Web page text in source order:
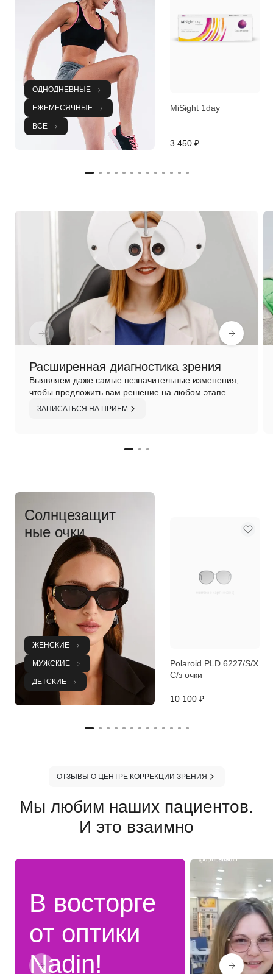
ОДНОДНЕВНЫЕ
ЕЖЕМЕСЯЧНЫЕ
ВСЕ
MiSight 1day
3 450 ₽
Расширенная диагностика зрения
Выявляем даже самые незначительные изменения,
чтобы предложить вам решение на любом этапе.
ЗАПИСАТЬСЯ НА ПРИЕМ
Солнцезащит
ные очки
ЖЕНСКИЕ
МУЖСКИЕ
ДЕТСКИЕ
Polaroid PLD 6227/S/X
C/з очки
10 100 ₽
ОТЗЫВЫ О ЦЕНТРЕ КОРРЕКЦИИ ЗРЕНИЯ
Мы любим наших пациентов.
И это взаимно
В восторге
от оптики
Nadin!